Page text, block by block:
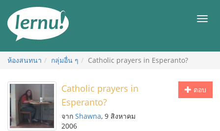
สารบัญ
เมนู
ห้องสนทนา กลุ่มอื่น ๆ Catholic prayers in Esperanto?
ตอบ
Catholic prayers in
Esperanto?
จาก Shawna, 9 สิงหาคม
2006